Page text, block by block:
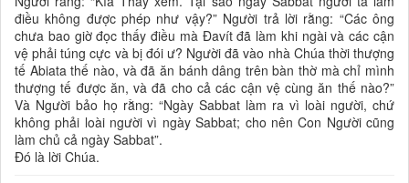
điều không được phép như vậy?” Người trả lời rằng: “Các ông
chưa bao giờ đọc thấy điều mà Ðavít đã làm khi ngài và các cận
vệ phải túng cực và bị đói ư? Người đã vào nhà Chúa thời thượng
tế Abiata thế nào, và đã ăn bánh dâng trên bàn thờ mà chỉ mình
thượng tế được ăn, và đã cho cả các cận vệ cùng ăn thế nào?”
Và Người bảo họ rằng: “Ngày Sabbat làm ra vì loài người, chứ
không phải loài người vì ngày Sabbat; cho nên Con Người cũng
làm chủ cả ngày Sabbat”.
Ðó là lời Chúa.